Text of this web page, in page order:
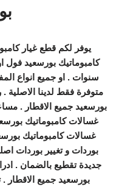
يوفر لكم قطع غيار
سنوات . او جميع انواع
متوفرة فقط لدينا
بورسعيد جميع الاقطار .
غسالات كامبوماتيك
غسالات كامبوماتيك
بوردات و تغيير بوردات
جديدة تقطيع بالضمان .
بورسعيد جميع